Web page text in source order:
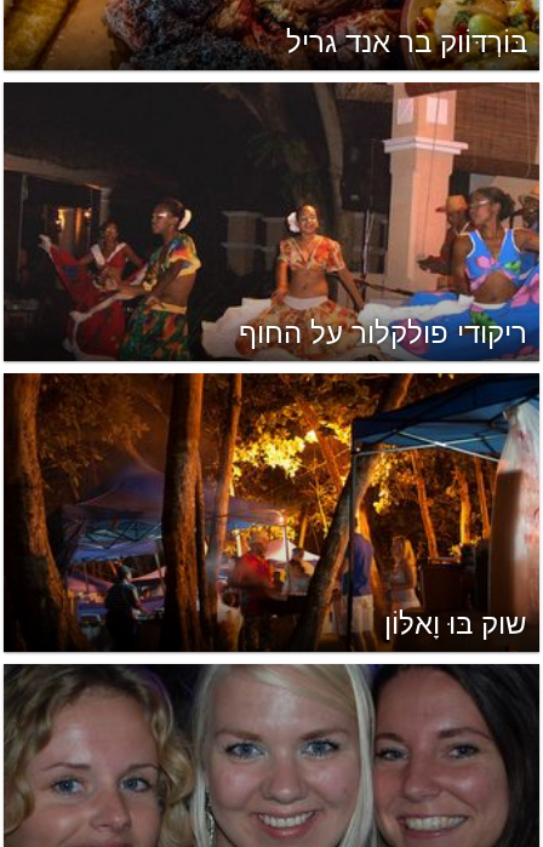
בּוֹרְדּוֹוק בר אנד גריל
ריקודי פולקלור על החוף
שוק בּוּ וָאלּוֹן